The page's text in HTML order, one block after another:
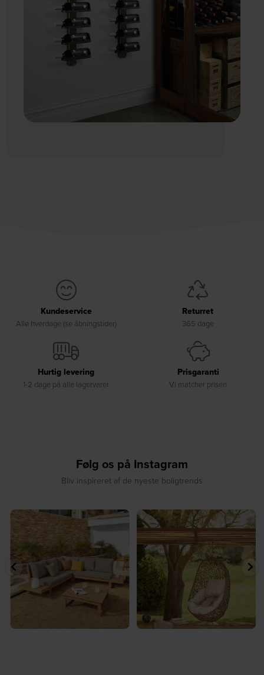
Kundeservice
Alle hverdage (se åbningstider)
Returret
365 dage
Hurtig levering
1-2 dage på alle lagervarer
Prisgaranti
Vi matcher prisen
Følg os på Instagram
Bliv inspireret af de nyeste boligtrends
☀️ Sommerens naturlige
samlingspunkt⁠
8 0
☀️ Find dit yndlingssted denne
sommer⁠
...
8 0